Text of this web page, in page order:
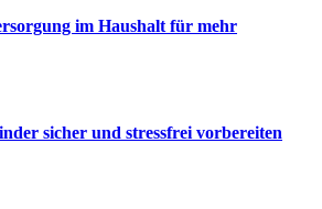
im Haushalt für mehr
sicher und stressfrei vorbereiten